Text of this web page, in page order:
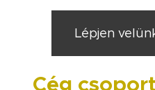
Lépjen
Cég